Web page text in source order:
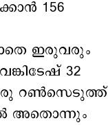
156
ഇരുവരും
32
റണ്‍സെടുത്ത്
അതൊന്നും